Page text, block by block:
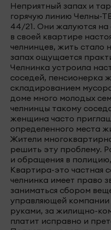
Неприятный запах и
горячую линию Челны-
44/21. Они жалуются на
в своей квартире
челнинцев, жить стало
запах ощущается
Челнинка устроила
соседей, пенсионерка
складированием
доме много молодых
челнинцы такому
женщина часто
определенного места
Жители
решить эту проблему.
и обращения в
Квартира-это частная
челнинка имеет право
заниматься сбором
управляющей компании
руками, за жилищно-
платит исправно и